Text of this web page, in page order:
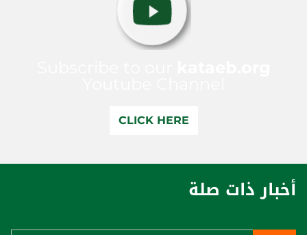
CLICK HERE
أخبار ذات صلة